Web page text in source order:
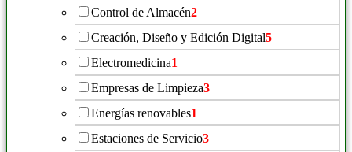
Control de Almacén2
Creación, Diseño y Edición Digital5
Electromedicina1
Empresas de Limpieza3
Energías renovables1
Estaciones de Servicio3